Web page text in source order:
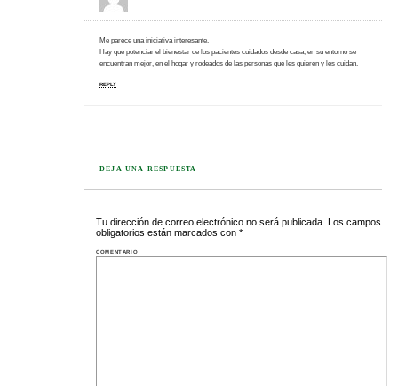
Me parece una iniciativa interesante.
Hay que potenciar el bienestar de los pacientes cuidados desde casa, en su entorno se
encuentran mejor, en el hogar y rodeados de las personas que les quieren y les cuidan.
REPLY
DEJA UNA RESPUESTA
Tu dirección de correo electrónico no será publicada. Los campos
obligatorios están marcados con *
COMENTARIO